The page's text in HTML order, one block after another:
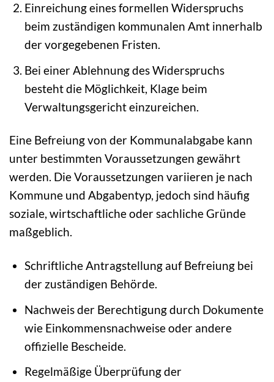
Einreichung eines formellen Widerspruchs
beim zuständigen kommunalen Amt innerhalb
der vorgegebenen Fristen.
Bei einer Ablehnung des Widerspruchs
besteht die Möglichkeit, Klage beim
Verwaltungsgericht einzureichen.
Eine Befreiung von der Kommunalabgabe kann
unter bestimmten Voraussetzungen gewährt
werden. Die Voraussetzungen variieren je nach
Kommune und Abgabentyp, jedoch sind häufig
soziale, wirtschaftliche oder sachliche Gründe
maßgeblich.
Schriftliche Antragstellung auf Befreiung bei
der zuständigen Behörde.
Nachweis der Berechtigung durch Dokumente
wie Einkommensnachweise oder andere
offizielle Bescheide.
Regelmäßige Überprüfung der